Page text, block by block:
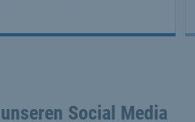
Social Media